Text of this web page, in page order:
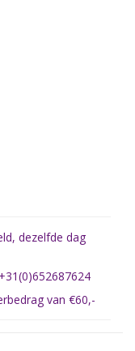
dezelfde dag
van €60,-